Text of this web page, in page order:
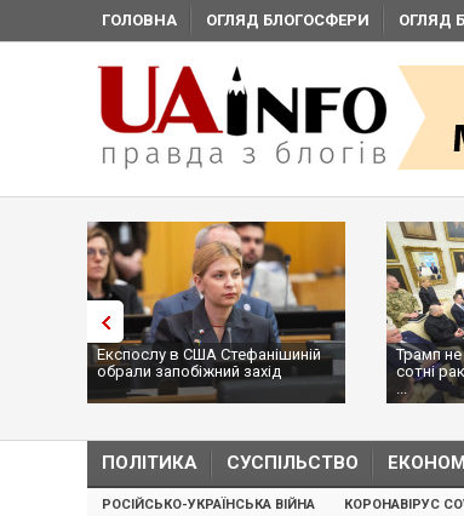
ГОЛОВНА ОГЛЯД БЛОГОСФЕРИ ОГЛЯД
Експослу в США Стефанішиній
обрали запобіжний захід
Трамп не
сотні
...
ПОЛІТИКА СУСПІЛЬСТВО
РОСІЙСЬКО-УКРАЇНСЬКА ВІЙНА КОРОНАВІРУС